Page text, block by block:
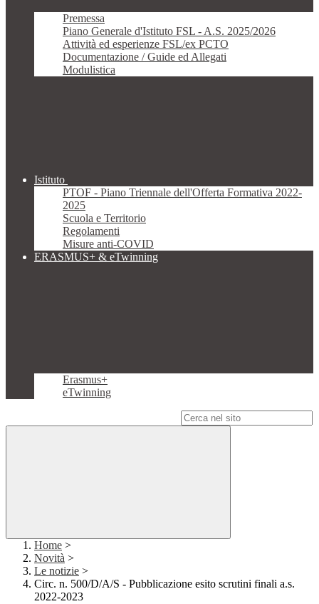
Premessa
Piano Generale d'Istituto FSL - A.S. 2025/2026
Attività ed esperienze FSL/ex PCTO
Documentazione / Guide ed Allegati
Modulistica
Istituto
PTOF - Piano Triennale dell'Offerta Formativa 2022-
2025
Scuola e Territorio
Regolamenti
Misure anti-COVID
ERASMUS+ & eTwinning
Erasmus+
eTwinning
Home >
Novità >
Le notizie >
Circ. n. 500/D/A/S - Pubblicazione esito scrutini finali a.s.
2022-2023